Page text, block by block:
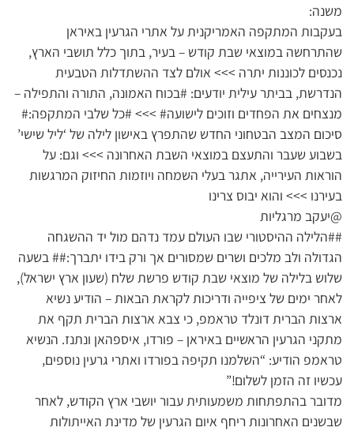
משנה:
בעקבות המתקפה האמריקנית על אתרי הגרעין באיראן
שהתרחשה במוצאי שבת קודש – בעיר, בתוך כלל תושבי הארץ,
נכנסים לכוננות יתרה >>> אולם לצד ההשתדלות הטבעית
הנדרשת, בביתר עילית יודעים: #בכוח האמונה, התורה והתפילה –
מנצחים את הפחדים וזוכים לישועה# >>> #כל שלבי המתקפה:#
סיכום המצב הבטחוני החדש שהתפרץ באישון לילה של ‘ליל שישי’
בשבוע שעבר והתעצם במוצאי השבת האחרונה >>> וגם: על
הוראות העירייה, אתגר בעלי השמחה ויוזמות החיזוק המרגשות
בעירנו >>> והוא יבוס צרינו
@יעקב מרגליות
##הלילה ההיסטורי שבו העולם עמד נדהם מול יד ההשגחה
הגדולה ולב מלכים ושרים שמסורים אך ורק בידו יתברך:## בשעה
שלוש בלילה של מוצאי שבת קודש פרשת שלח (שעון ארץ ישראל),
לאחר ימים של ציפייה ודריכות לקראת הבאות – הודיע נשיא
ארצות הברית דונלד טראמפ, כי צבא ארצות הברית תקף את
מתקני הגרעין הראשיים באיראן – פורדו, איספהאן ונתנז. הנשיא
טראמפ הודיע: “השלמנו תקיפה בפורדו ואתרי גרעין נוספים,
עכשיו זה הזמן לשלום!”
מדובר בהתפתחות משמעותית עבור יושבי ארץ הקודש, לאחר
שבשנים האחרונות ריחף איום הגרעין של מדינת האייתולות